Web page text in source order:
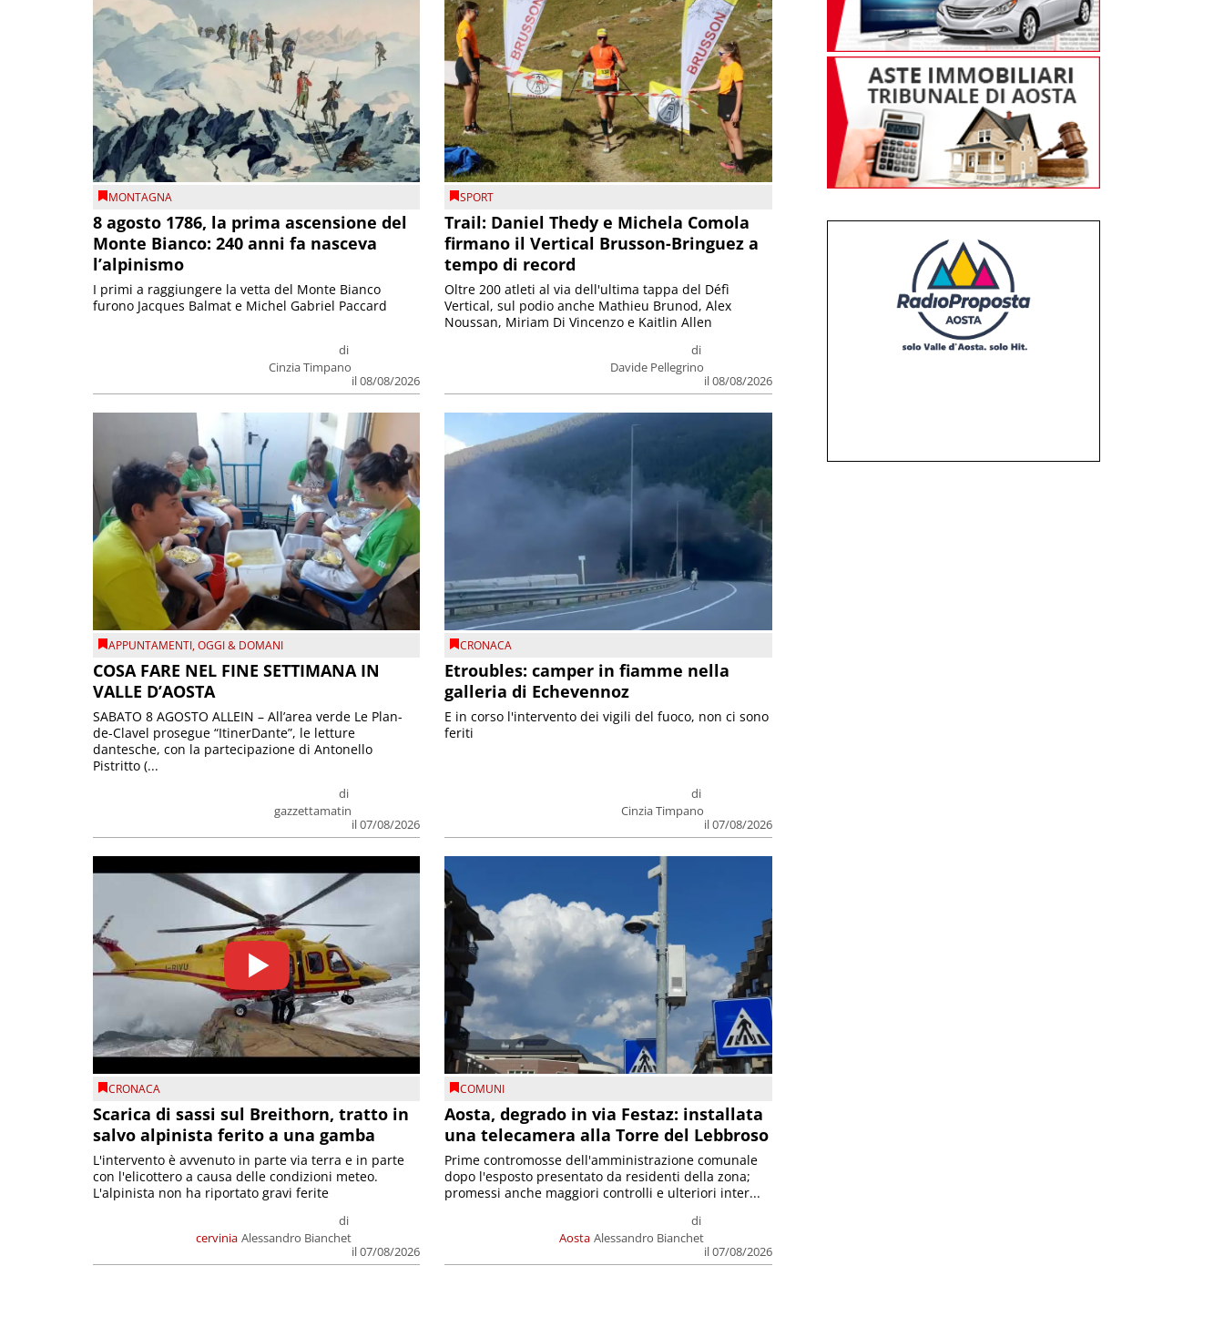
MONTAGNA
8 agosto 1786, la prima ascensione del
Monte Bianco: 240 anni fa nasceva
l’alpinismo
di
Cinzia Timpano
il 08/08/2026
I primi a raggiungere la vetta del Monte Bianco
furono Jacques Balmat e Michel Gabriel Paccard
SPORT
Trail: Daniel Thedy e Michela Comola
firmano il Vertical Brusson-Bringuez a
tempo di record
di
Davide Pellegrino
il 08/08/2026
Oltre 200 atleti al via dell'ultima tappa del Défì
Vertical, sul podio anche Mathieu Brunod, Alex
Noussan, Miriam Di Vincenzo e Kaitlin Allen
APPUNTAMENTI,OGGI & DOMANI
COSA FARE NEL FINE SETTIMANA IN
VALLE D’AOSTA
di
gazzettamatin
il 07/08/2026
SABATO 8 AGOSTO ALLEIN – All’area verde Le Plan-
de-Clavel prosegue “ItinerDante”, le letture
dantesche, con la partecipazione di Antonello
Pistritto (...
CRONACA
Etroubles: camper in fiamme nella
galleria di Echevennoz
di
Cinzia Timpano
il 07/08/2026
E in corso l'intervento dei vigili del fuoco, non ci sono
feriti
CRONACA
Scarica di sassi sul Breithorn, tratto in
salvo alpinista ferito a una gamba
cervinia
di
Alessandro Bianchet
il 07/08/2026
L'intervento è avvenuto in parte via terra e in parte
con l'elicottero a causa delle condizioni meteo.
L'alpinista non ha riportato gravi ferite
COMUNI
Aosta, degrado in via Festaz: installata
una telecamera alla Torre del Lebbroso
Aosta
di
Alessandro Bianchet
il 07/08/2026
Prime contromosse dell'amministrazione comunale
dopo l'esposto presentato da residenti della zona;
promessi anche maggiori controlli e ulteriori inter...